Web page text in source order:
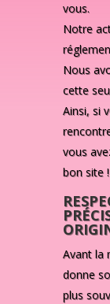
vous.
Notre
Nous
cette
Ainsi, si
vous
bon site !
Avant la
donne
plus